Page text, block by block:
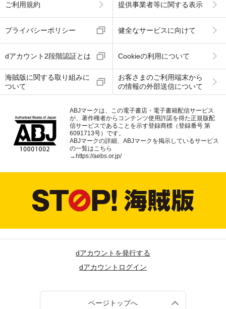
ご利用規約 提供事業者等に関する表示
プライバシーポリシー 健全なサービスに向けて
dアカウント2段階認証とは Cookieの利用について
海賊版に関する取り組みに
ついて
お客さまのご利用端末から
の情報の外部送信について
ABJマークは、この電子書店・電子書籍配信サービス
が、著作権者からコンテンツ使用許諾を得た正規版配
信サービスであることを示す登録商標（登録番号 第
6091713号）です。
ABJマークの詳細、ABJマークを掲示しているサービス
の一覧はこちら
→ https://aebs.or.jp/
dアカウントを発行する
dアカウントログイン
ページトップへ